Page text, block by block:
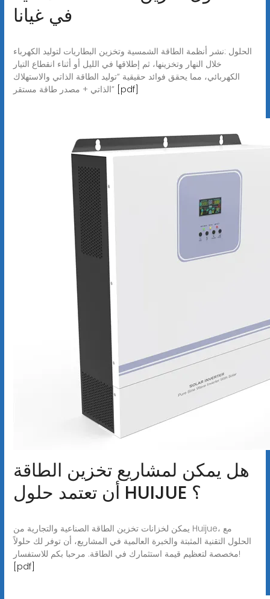
في غيانا
الحلول :نشر أنظمة الطاقة الشمسية وتخزين البطاريات لتوليد الكهرباء
خلال النهار وتخزينها، ثم إطلاقها في الليل أو أثناء انقطاع التيار
الكهربائي، مما يحقق فوائد حقيقية “توليد الطاقة الذاتي والاستهلاك
الذاتي + مصدر طاقة مستقر” [pdf]
هل يمكن لمشاريع تخزين الطاقة
أن تعتمد حلول HUIJUE ؟
يمكن لخزانات تخزين الطاقة الصناعية والتجارية من Huijue، مع
الحلول التقنية المثبتة والخبرة العالمية في المشاريع، أن توفر لك حلولاً
مخصصة لتعظيم قيمة استثمارك في الطاقة. مرحبا بكم للاستفسار!
[pdf]